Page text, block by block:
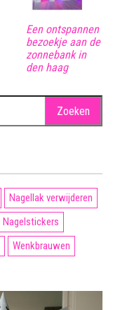
Een ontspannen
bezoekje aan de
zonnebank in
den haag
Nagellak verwijderen
Nagelstickers
Wenkbrauwen